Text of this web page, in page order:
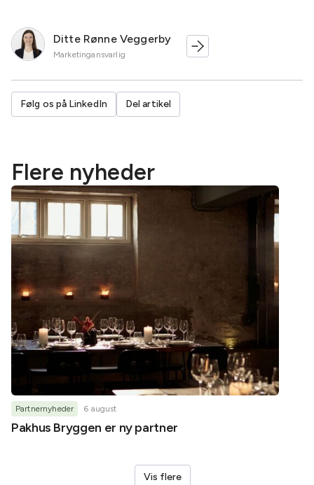
Ditte Rønne Veggerby
Marketingansvarlig
Følg os på LinkedIn Del artikel
Flere nyheder
Partnernyheder 6 august
Pakhus Bryggen er ny partner
Vis flere